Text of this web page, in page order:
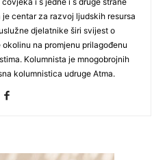
centar za razvoj ljudskih resursa
djelatnike širi svijest o
na promjenu prilagođenu
Kolumnista je mnogobrojnih
kolumnistica udruge Atma.